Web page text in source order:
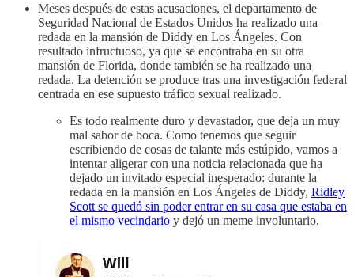
Meses después de estas acusaciones, el departamento de
Seguridad Nacional de Estados Unidos ha realizado una
redada en la mansión de Diddy en Los Ángeles. Con
resultado infructuoso, ya que se encontraba en su otra
mansión de Florida, donde también se ha realizado una
redada. La detención se produce tras una investigación federal
centrada en ese supuesto tráfico sexual realizado.
Es todo realmente duro y devastador, que deja un muy
mal sabor de boca. Como tenemos que seguir
escribiendo de cosas de talante más estúpido, vamos a
intentar aligerar con una noticia relacionada que ha
dejado un invitado especial inesperado: durante la
redada en la mansión en Los Ángeles de Diddy, Ridley
Scott se quedó sin poder entrar en su casa que estaba en
el mismo vecindario y dejó un meme involuntario.